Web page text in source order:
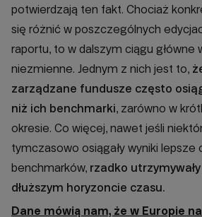
potwierdzają ten fakt. Chociaż
się różnić w poszczególnych
raportu, to w dalszym ciągu główne
niezmienne. Jednym z nich jest to,
zarządzane fundusze często
niż ich benchmarki, zarówno w
okresie. Co więcej, nawet jeśli
tymczasowo osiągały wyniki lepsze
benchmarków, rzadko
dłuższym horyzoncie czasu.
Dane mówią nam, że w Europie